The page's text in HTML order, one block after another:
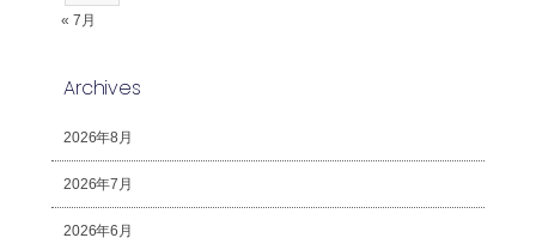
« 7月
Archives
2026年8月
2026年7月
2026年6月